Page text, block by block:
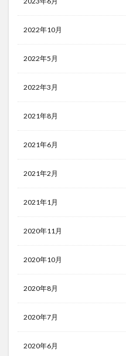
2022年10月
2022年5月
2022年3月
2021年8月
2021年6月
2021年2月
2021年1月
2020年11月
2020年10月
2020年8月
2020年7月
2020年6月